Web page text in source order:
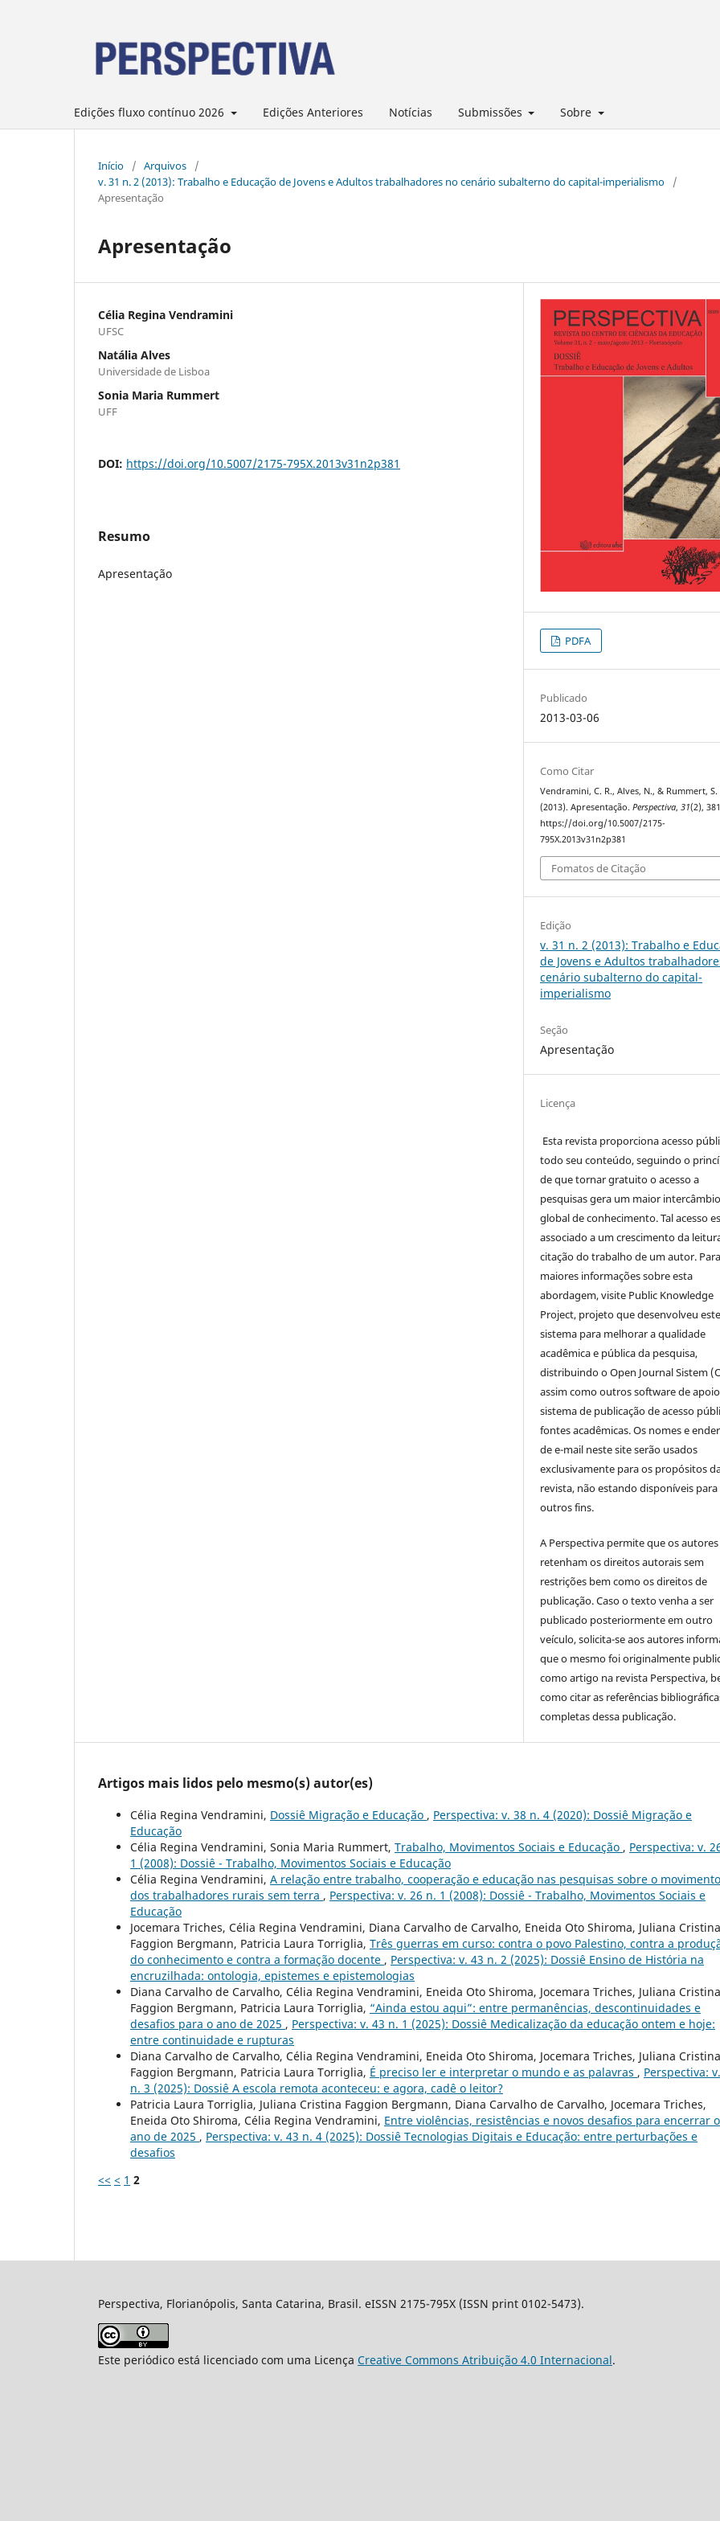
Edições fluxo contínuo 2026 Edições Anteriores Notícias Submissões Sobre
Início / Arquivos
/
v. 31 n. 2 (2013): Trabalho e Educação de Jovens e Adultos trabalhadores no cenário subalterno do capital-imperialismo
/
Apresentação
Apresentação
Célia Regina Vendramini
UFSC
Natália Alves
Universidade de Lisboa
Sonia Maria Rummert
UFF
DOI: https://doi.org/10.5007/2175-795X.2013v31n2p381
Resumo
Apresentação
PDFA
Publicado
2013-03-06
Como Citar
Vendramini, C. R., Alves, N., & Rummert, S.
(2013). Apresentação.Perspectiva,31(2),
https://doi.org/10.5007/2175-
795X.2013v31n2p381
Fomatos de Citação
Edição
v. 31 n. 2 (2013): Trabalho e
de Jovens e Adultos
cenário subalterno do capital-
imperialismo
Seção
Apresentação
Licença
Esta revista proporciona acesso
todo seu conteúdo, seguindo o
de que tornar gratuito o acesso a
pesquisas gera um maior intercâmbio
global de conhecimento. Tal acesso
associado a um crescimento da
citação do trabalho de um autor. Para
maiores informações sobre esta
abordagem, visite Public Knowledge
Project, projeto que desenvolveu este
sistema para melhorar a qualidade
acadêmica e pública da pesquisa,
distribuindo o Open Journal Sistem
assim como outros software de
sistema de publicação de acesso
fontes acadêmicas. Os nomes e
de e-mail neste site serão usados
exclusivamente para os propósitos
revista, não estando disponíveis para
outros fins.
A Perspectiva permite que os autores
retenham os direitos autorais sem
restrições bem como os direitos de
publicação. Caso o texto venha a ser
publicado posteriormente em outro
veículo, solicita-se aos autores
que o mesmo foi originalmente
como artigo na revista Perspectiva,
como citar as referências
completas dessa publicação.
Artigos mais lidos pelo mesmo(s) autor(es)
Célia Regina Vendramini, Dossiê Migração e Educação , Perspectiva: v. 38 n. 4 (2020): Dossiê Migração e
Educação
Célia Regina Vendramini, Sonia Maria Rummert, Trabalho, Movimentos Sociais e Educação , Perspectiva: v.
1 (2008): Dossiê - Trabalho, Movimentos Sociais e Educação
Célia Regina Vendramini, A relação entre trabalho, cooperação e educação nas pesquisas sobre o movimento
dos trabalhadores rurais sem terra , Perspectiva: v. 26 n. 1 (2008): Dossiê - Trabalho, Movimentos Sociais e
Educação
Jocemara Triches, Célia Regina Vendramini, Diana Carvalho de Carvalho, Eneida Oto Shiroma, Juliana Cristina
Faggion Bergmann, Patricia Laura Torriglia, Três guerras em curso: contra o povo Palestino, contra a
do conhecimento e contra a formação docente , Perspectiva: v. 43 n. 2 (2025): Dossiê Ensino de História na
encruzilhada: ontologia, epistemes e epistemologias
Diana Carvalho de Carvalho, Célia Regina Vendramini, Eneida Oto Shiroma, Jocemara Triches, Juliana Cristina
Faggion Bergmann, Patricia Laura Torriglia, “Ainda estou aqui”: entre permanências, descontinuidades e
desafios para o ano de 2025 , Perspectiva: v. 43 n. 1 (2025): Dossiê Medicalização da educação ontem e hoje:
entre continuidade e rupturas
Diana Carvalho de Carvalho, Célia Regina Vendramini, Eneida Oto Shiroma, Jocemara Triches, Juliana Cristina
Faggion Bergmann, Patricia Laura Torriglia, É preciso ler e interpretar o mundo e as palavras , Perspectiva:
n. 3 (2025): Dossiê A escola remota aconteceu: e agora, cadê o leitor?
Patricia Laura Torriglia, Juliana Cristina Faggion Bergmann, Diana Carvalho de Carvalho, Jocemara Triches,
Eneida Oto Shiroma, Célia Regina Vendramini, Entre violências, resistências e novos desafios para encerrar o
ano de 2025 , Perspectiva: v. 43 n. 4 (2025): Dossiê Tecnologias Digitais e Educação: entre perturbações e
desafios
<< < 1 2
Perspectiva, Florianópolis, Santa Catarina, Brasil. eISSN 2175-795X (ISSN print 0102-5473).
Este periódico está licenciado com uma Licença Creative Commons Atribuição 4.0 Internacional.